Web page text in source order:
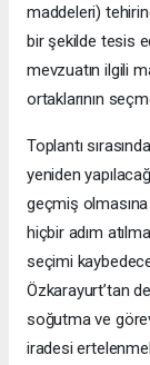
maddeleri)
bir şekilde tesis
mevzuatın ilgili
ortaklarının
Toplantı
yeniden
geçmiş
hiçbir adım
seçimi
Özkarayurt’tan
soğutma ve
iradesi